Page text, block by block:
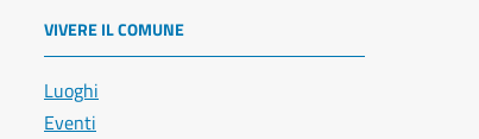
VIVERE IL COMUNE
Luoghi
Eventi